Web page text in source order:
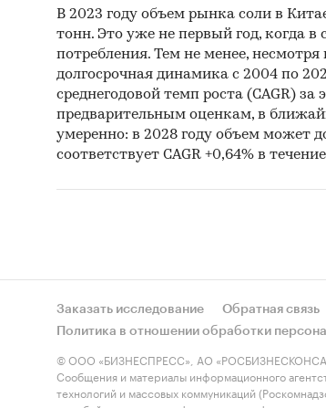
В 2023 году объем рынка соли в
тонн. Это уже не первый год, когда в
потребления. Тем не менее,
долгосрочная динамика с 2004 по
среднегодовой темп роста (CAGR) за
предварительным оценкам, в
умеренно: в 2028 году объем может
соответствует CAGR +0,64% в
Заказать исследование Обратная связь
Политика в отношении обработки
© ООО «БИЗНЕСПРЕСС», АО
Сообщения и материалы информационного
технологий и массовых коммуникаций